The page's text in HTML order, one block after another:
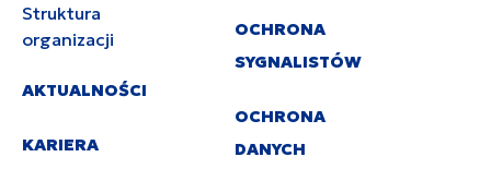
Struktura
organizacji
AKTUALNOŚCI
KARIERA
OCHRONA
SYGNALISTÓW
OCHRONA
DANYCH